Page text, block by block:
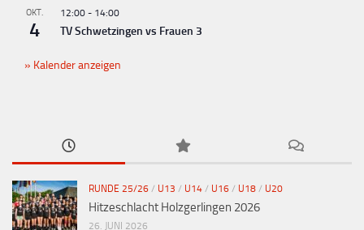
OKT.
4
12:00 - 14:00
TV Schwetzingen vs Frauen 3
Kalender anzeigen
RUNDE 25/26 / U13 / U14 / U16 / U18 / U20
Hitzeschlacht Holzgerlingen 2026
26. JUNI 2026